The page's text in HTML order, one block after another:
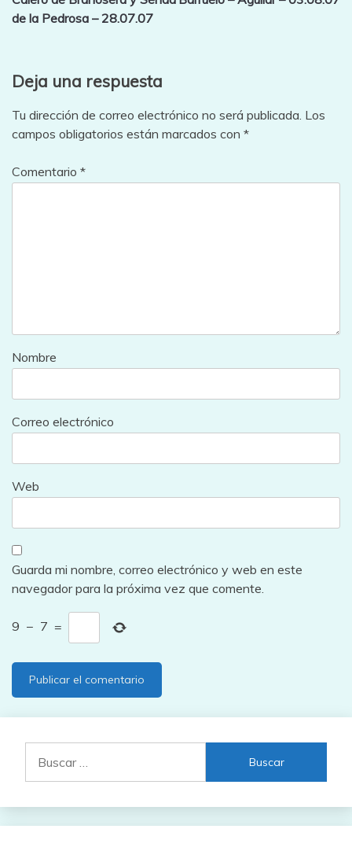
de
de la Pedrosa – 28.07.07
Deja una respuesta
Tu dirección de correo electrónico no será publicada. Los
campos obligatorios están marcados con *
Comentario *
Nombre
Correo electrónico
Web
Guarda mi nombre, correo electrónico y web en este
navegador para la próxima vez que comente.
9 − 7 =